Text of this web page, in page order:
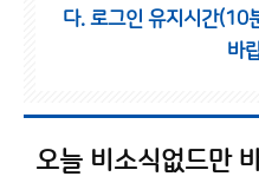
다. 로그인 유지시간(10
바
오늘 비소식없드만